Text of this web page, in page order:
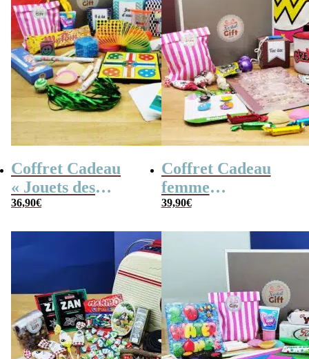
Coffret Cadeau
« Jouets des
années 80 » –
36,90€
Coffret Cadeau
femme
« Génération 70 »
39,90€